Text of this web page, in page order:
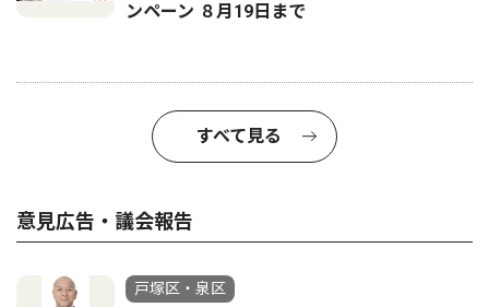
ンペーン ８月19日まで
すべて見る
意見広告・議会報告
戸塚区・泉区